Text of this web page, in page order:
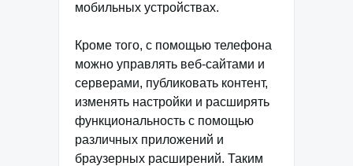
мобильных устройствах.
Кроме того, с помощью телефона
можно управлять веб-сайтами и
серверами, публиковать контент,
изменять настройки и расширять
функциональность с помощью
различных приложений и
браузерных расширений. Таким